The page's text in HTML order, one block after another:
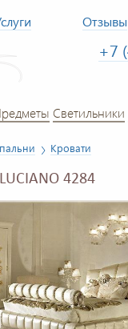
Отзывы
+7
Светильники
Кровати
4284